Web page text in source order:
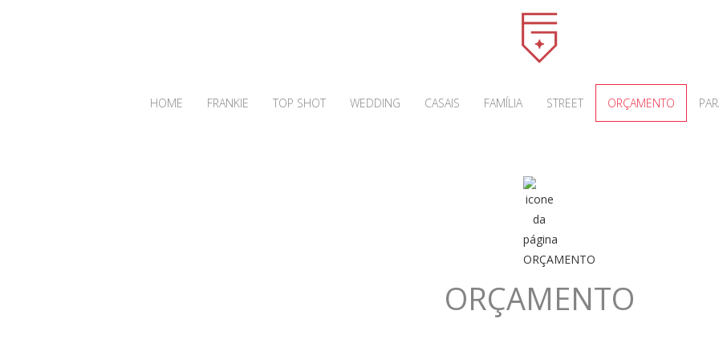
HOME FRANKIE TOP SHOT WEDDING CASAIS FAMÍLIA STREET ORÇAMENTO
ORÇAMENTO